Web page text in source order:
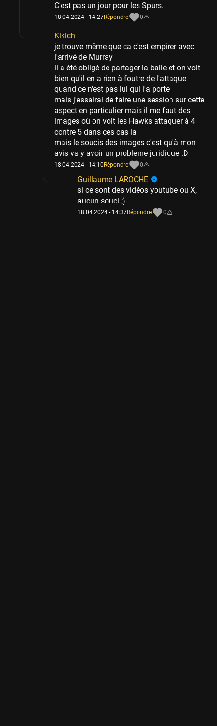
C'est pas un jour pour les Spurs.
18.04.2024 - 14:27Répondre 0
Kikich
je trouve même que ca c'est empirer avec
l'arrivé de Murray
il a été obligé de partager la balle et on voit
bien qu'il en a rien à foutre de l'attaque
quand ce n'est pas lui qui l'a porte
mais j'essairai de faire une session sur cette
aspect en particulier mais il me faut des
images où on voit les Hawks attaquer à 4
contre 5 dans ces cas la
mais le soucis des images c'est qu'à mon
avis va y avoir un probleme juridique :D
18.04.2024 - 14:10 Répondre 0
Guillaume LAROCHE
si ce sont des vidéos youtube ou X,
aucun souci ;)
18.04.2024 - 14:37Répondre 0